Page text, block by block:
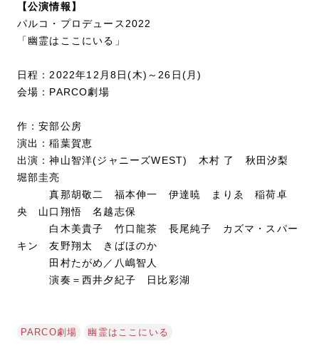
【公演情報】
パルコ・プロデュース2022
「幽霊はここにいる」
日程：2022年12月8日(木)～26日(月)
会場：PARCO劇場
作：安部公房
演出：稲葉賀恵
出演：神山智洋(ジャニーズWEST) 木村 了 秋田汐梨
堀部圭亮
真那胡敬二 福本伸一 伊達暁 まりゑ 稲荷卓
央 山口翔悟 名越志保
白木美貴子 竹口龍茶 長尾純子 カズマ・スパー
キン 友野翔太 きばほのか
田村たがめ／八嶋智人
演奏＝西井夕紀子 日比彩湖
PARCO劇場 幽霊はここにいる